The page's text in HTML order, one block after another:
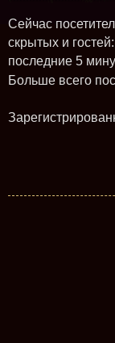
Сейчас
скрытых и
последние 5
Больше всего